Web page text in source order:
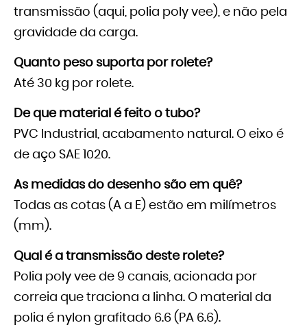
transmissão (aqui, polia poly vee), e não pela
gravidade da carga.
Quanto peso suporta por rolete?
Até 30 kg por rolete.
De que material é feito o tubo?
PVC Industrial, acabamento natural. O eixo é
de aço SAE 1020.
As medidas do desenho são em quê?
Todas as cotas (A a E) estão em milímetros
(mm).
Qual é a transmissão deste rolete?
Polia poly vee de 9 canais, acionada por
correia que traciona a linha. O material da
polia é nylon grafitado 6.6 (PA 6.6).